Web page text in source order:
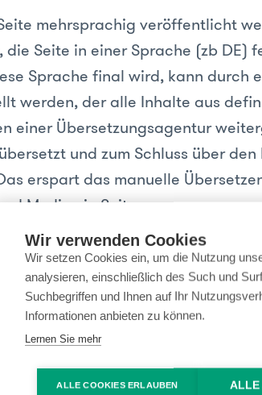
Wir verwenden Cookies
Wir setzen Cookies ein, um die Nutzung
analysieren, einschließlich des Such und
Suchbegriffen und Ihnen auf Ihr
Informationen anbieten zu können.
Lernen Sie mehr
ALLE COOKIES ERLAUBEN ALLE
mehrsprachig veröffentlicht
die Seite in einer Sprache (zb DE)
Sprache final wird, kann durch
werden, der alle Inhalte aus
einer Übersetzungsagentur
und zum Schluss über
erspart das manuelle
Medien je Seite.
nach dem Go Live ist es
testen. Stimmen alle
spezifische Funktionen oder